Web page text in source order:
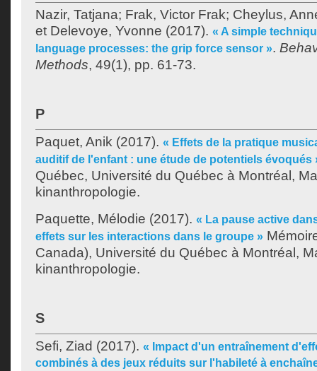
Nazir, Tatjana; Frak, Victor Frak; Cheylus,
et Delevoye, Yvonne (2017). « A simple
language processes: the grip force sensor ».
Methods, 49(1), pp. 61-73.
P
Paquet, Anik (2017). « Effets de la pratique
auditif de l'enfant : une étude de potentiels évoqués
Québec, Université du Québec à Montréal,
kinanthropologie.
Paquette, Mélodie (2017). « La pause active
effets sur les interactions dans le groupe »
Canada), Université du Québec à Montréal,
kinanthropologie.
S
Sefi, Ziad (2017). « Impact d'un entraînement
combinés à des jeux réduits sur l'habileté à